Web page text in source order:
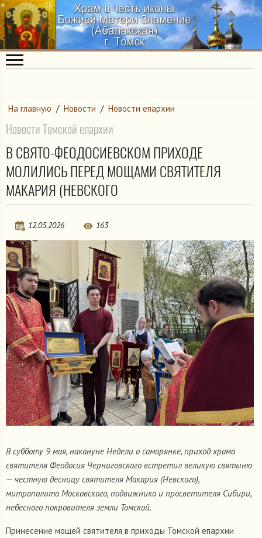
На главную / Новости / Новости епархии
Новости Томской епархии
В СВЯТО-ФЕОДОСИЕВСКОМ ПРИХОДЕ
МОЛИЛИСЬ ПЕРЕД МОЩАМИ СВЯТИТЕЛЯ
МАКАРИЯ (НЕВСКОГО
12.05.2026 163
В субботу 9 мая, накануне Недели о самарянке, приход храма
святителя Феодосия Черниговского встретил великую святыню
— честную десницу святителя Макария (Невского),
митрополита Московского, подвижника и просветителя Сибири,
небесного покровителя земли Томской.
Принесение мощей святителя в приходы Томской епархии